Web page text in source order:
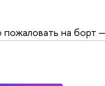
на борт